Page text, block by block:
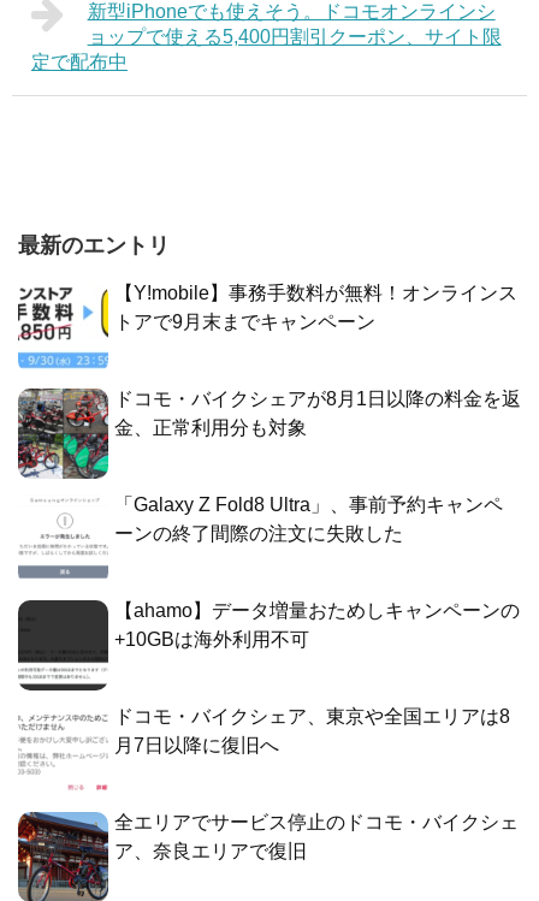
新型iPhoneでも使えそう。ドコモオンラインシ
ョップで使える5,400円割引クーポン、サイト限
定で配布中
最新のエントリ
【Y!mobile】事務手数料が無料！オンラインス
トアで9月末までキャンペーン
ドコモ・バイクシェアが8月1日以降の料金を返
金、正常利用分も対象
「Galaxy Z Fold8 Ultra」、事前予約キャンペ
ーンの終了間際の注文に失敗した
【ahamo】データ増量おためしキャンペーンの
+10GBは海外利用不可
ドコモ・バイクシェア、東京や全国エリアは8
月7日以降に復旧へ
全エリアでサービス停止のドコモ・バイクシェ
ア、奈良エリアで復旧